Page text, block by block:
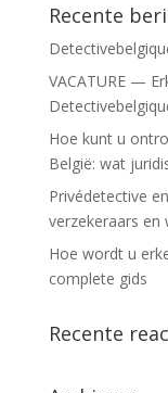
Recente
VACATURE —
Hoe kunt u
België: wat
Privédetective
verzekeraars en
Hoe wordt u
complete gids
Recente